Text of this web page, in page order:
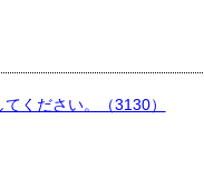
ください。（3130）